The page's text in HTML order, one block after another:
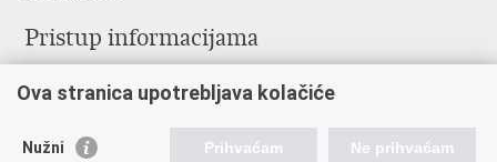
Pristup informacijama
Izjava o pristupačnosti
Ravnopravnost spolova u MORH-u i OSRH
Ova stranica upotrebljava kolačiće
Nužni Prihvaćam Ne prihvaćam